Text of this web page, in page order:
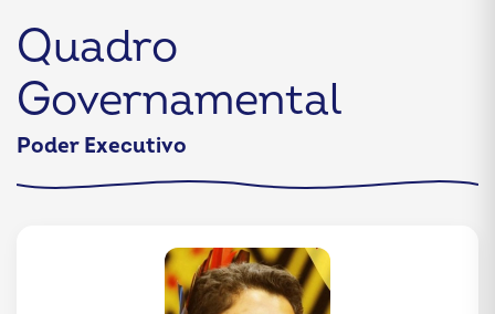
Quadro
Governamental
Poder Executivo